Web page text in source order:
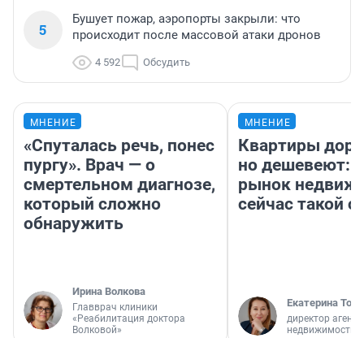
5
Бушует пожар, аэропорты закрыли: что
происходит после массовой атаки дронов
4 592 Обсудить
МНЕНИЕ
«Спуталась речь, понес
пургу». Врач — о
смертельном диагнозе,
который сложно
обнаружить
Ирина Волкова
Главврач клиники
«Реабилитация доктора
Волковой»
МНЕНИЕ
Квартиры
но дешевеют:
рынок
сейчас такой
Екатерина
директор
недвижимости